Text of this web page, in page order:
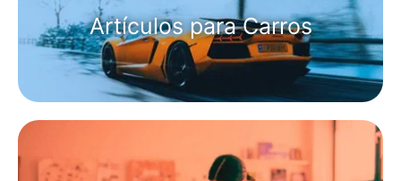
Artículos para Carros